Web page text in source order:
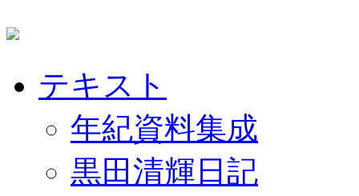
テキスト
年紀資料集成
黒田清輝日記